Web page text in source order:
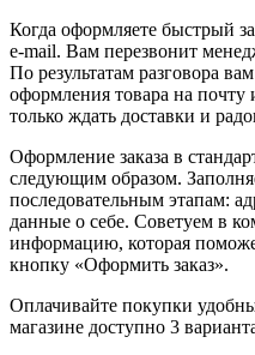
Когда оформляете быстрый
e-mail. Вам перезвонит
По результатам разговора
оформления товара на
только ждать доставки и
Оформление заказа в
следующим образом.
последовательным этапам:
данные о себе. Советуем в
информацию, которая
кнопку «Оформить заказ».
Оплачивайте покупки
магазине доступно 3